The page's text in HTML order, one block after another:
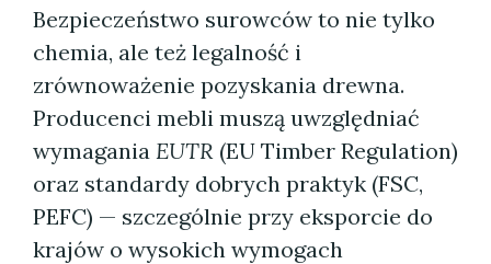
Bezpieczeństwo surowców to nie tylko
chemia, ale też legalność i
zrównoważenie pozyskania drewna.
Producenci mebli muszą uwzględniać
wymagania EUTR (EU Timber Regulation)
oraz standardy dobrych praktyk (FSC,
PEFC) — szczególnie przy eksporcie do
krajów o wysokich wymogach